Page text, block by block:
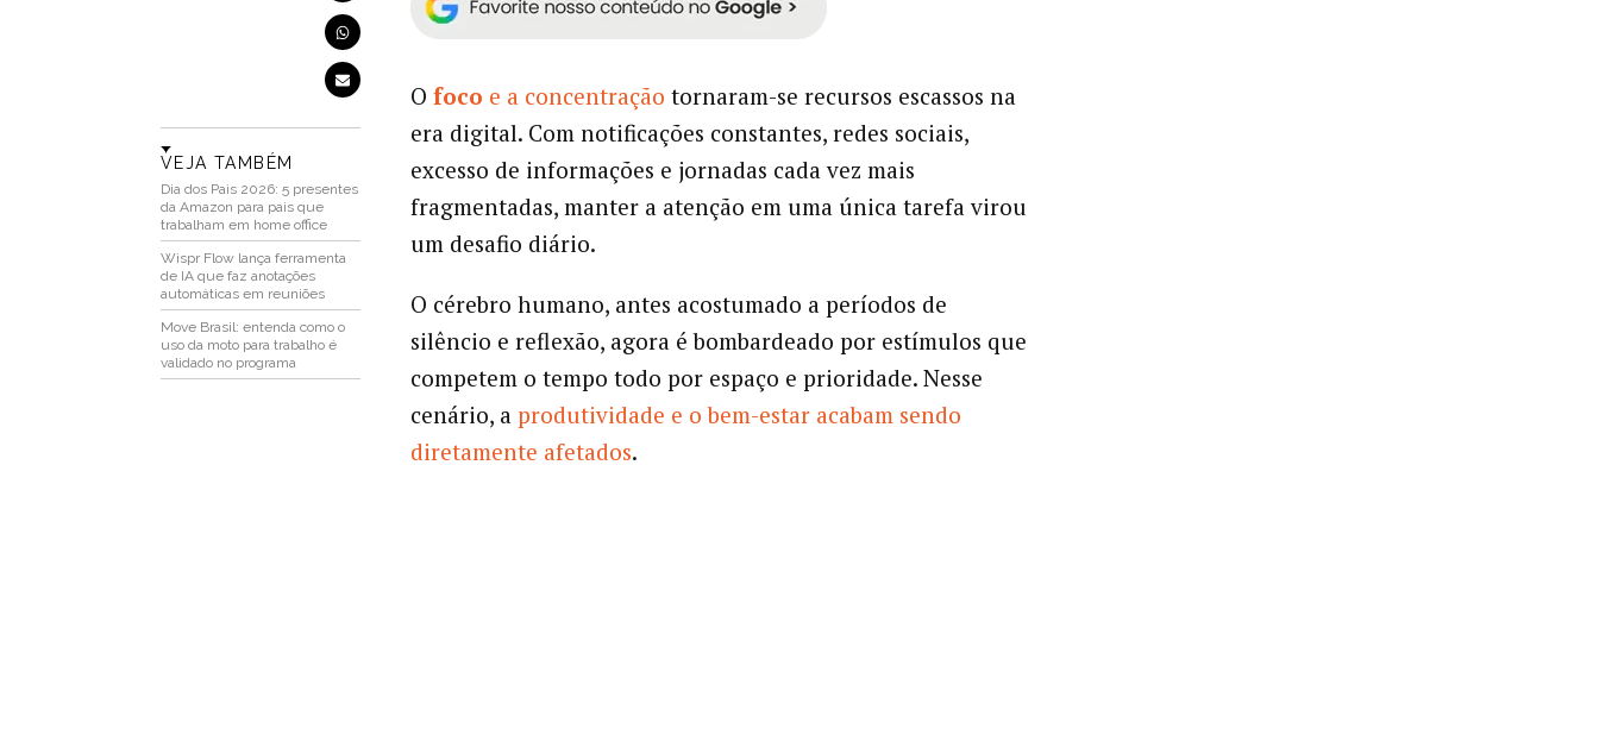
VEJA TAMBÉM
Dia dos Pais 2026: 5 presentes
da Amazon para pais que
trabalham em home office
Wispr Flow lança ferramenta
de IA que faz anotações
automáticas em reuniões
Move Brasil: entenda como o
uso da moto para trabalho é
validado no programa
O foco e a concentração tornaram-se recursos escassos na
era digital. Com notificações constantes, redes sociais,
excesso de informações e jornadas cada vez mais
fragmentadas, manter a atenção em uma única tarefa virou
um desafio diário.
O cérebro humano, antes acostumado a períodos de
silêncio e reflexão, agora é bombardeado por estímulos que
competem o tempo todo por espaço e prioridade. Nesse
cenário, a produtividade e o bem-estar acabam sendo
diretamente afetados.